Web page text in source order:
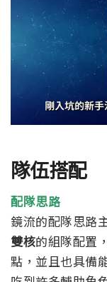
隊伍搭配
配隊思路
鏡流的配隊思路
雙核的組隊配置
點，並且也具備